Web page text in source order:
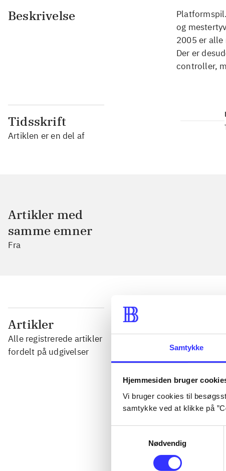
Samtykke
Hjemmesiden bruger
Vi bruger cookies til
samtykke ved at klikke på
Nødvendig
Beskrivelse
og
2005 er alle
Der er
controller,
Tidsskrift
Artiklen er en del af
Artikler med
samme emner
Fra
Artikler
Alle registrerede artikler
fordelt på udgivelser
...
...
...